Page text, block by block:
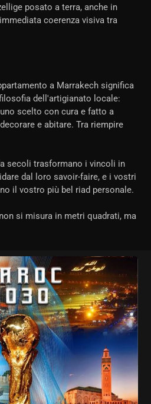
posato a terra, anche in
coerenza visiva tra
a Marrakech significa
dell'artigianato locale:
scelto con cura e fatto a
e abitare. Tra riempire
secoli trasformano i vincoli in
dal loro savoir-faire, e i vostri
il vostro più bel riad personale.
si misura in metri quadrati, ma